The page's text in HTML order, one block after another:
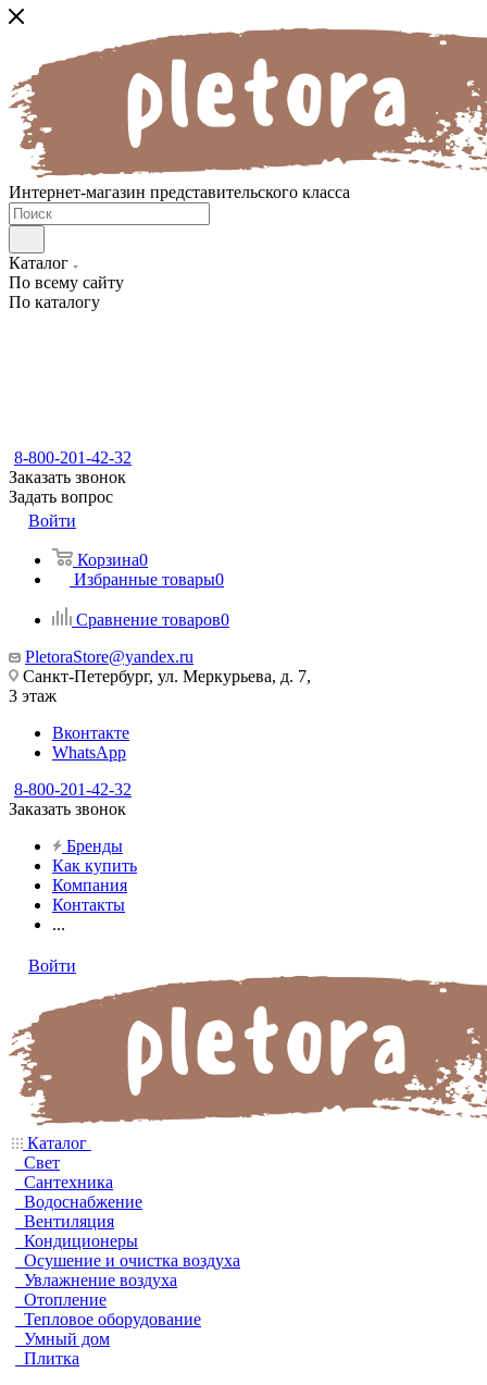
Интернет-магазин представительского класса
Каталог
По всему сайту
По каталогу
8-800-201-42-32
Заказать звонок
Задать вопрос
Войти
Корзина0
Избранные товары0
Сравнение товаров0
PletoraStore@yandex.ru
Санкт-Петербург, ул. Меркурьева, д. 7,
3 этаж
Вконтакте
WhatsApp
8-800-201-42-32
Заказать звонок
Бренды
Как купить
Компания
Контакты
...
Войти
Каталог
Свет
Сантехника
Водоснабжение
Вентиляция
Кондиционеры
Осушение и очистка воздуха
Увлажнение воздуха
Отопление
Тепловое оборудование
Умный дом
Плитка